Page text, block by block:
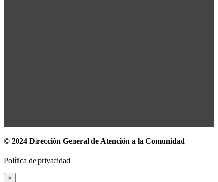
© 2024 Dirección General de Atención a la Comunidad
Política de privacidad
×